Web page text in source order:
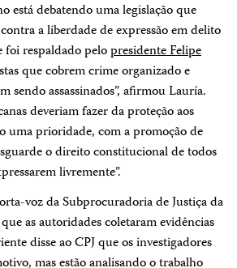
está debatendo uma legislação que
a liberdade de expressão em delito
foi respaldado pelopresidente Felipe
que cobrem crime organizado e
sendo assassinados”, afirmou Lauría.
deveriam fazer da proteção aos
uma prioridade, com a promoção de
o direito constitucional de todos
livremente”.
voz da Subprocuradoria de Justiça da
as autoridades coletaram evidências
disse ao CPJ que os investigadores